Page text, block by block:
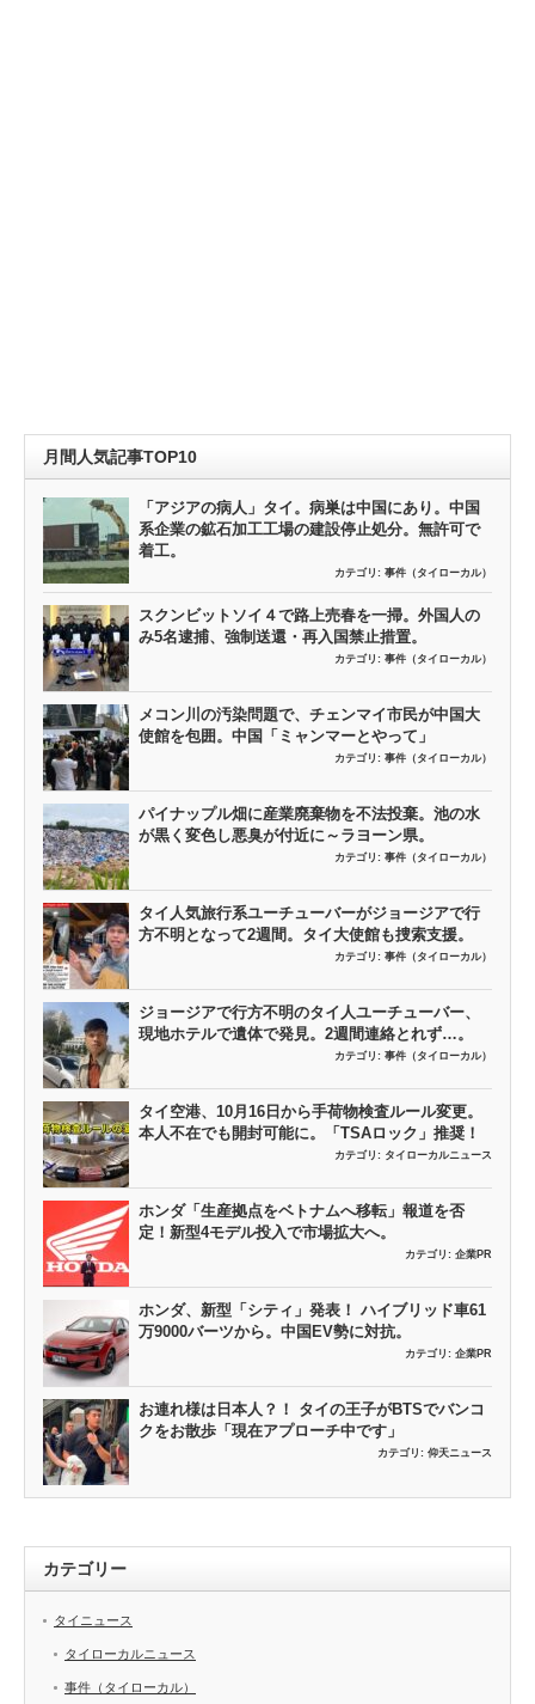
月間人気記事TOP10
「アジアの病人」タイ。病巣は中国にあり。中国
系企業の鉱石加工工場の建設停止処分。無許可で
着工。
カテゴリ: 事件（タイローカル）
スクンビットソイ４で路上売春を一掃。外国人の
み5名逮捕、強制送還・再入国禁止措置。
カテゴリ: 事件（タイローカル）
メコン川の汚染問題で、チェンマイ市民が中国大
使館を包囲。中国「ミャンマーとやって」
カテゴリ: 事件（タイローカル）
パイナップル畑に産業廃棄物を不法投棄。池の水
が黒く変色し悪臭が付近に～ラヨーン県。
カテゴリ: 事件（タイローカル）
タイ人気旅行系ユーチューバーがジョージアで行
方不明となって2週間。タイ大使館も捜索支援。
カテゴリ: 事件（タイローカル）
ジョージアで行方不明のタイ人ユーチューバー、
現地ホテルで遺体で発見。2週間連絡とれず…。
カテゴリ: 事件（タイローカル）
タイ空港、10月16日から手荷物検査ルール変更。
本人不在でも開封可能に。「TSAロック」推奨！
カテゴリ: タイローカルニュース
ホンダ「生産拠点をベトナムへ移転」報道を否
定！新型4モデル投入で市場拡大へ。
カテゴリ: 企業PR
ホンダ、新型「シティ」発表！ ハイブリッド車61
万9000バーツから。中国EV勢に対抗。
カテゴリ: 企業PR
お連れ様は日本人？！ タイの王子がBTSでバンコ
クをお散歩「現在アプローチ中です」
カテゴリ: 仰天ニュース
カテゴリー
タイニュース
タイローカルニュース
事件（タイローカル）